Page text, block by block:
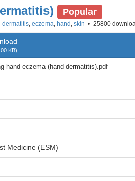
Popular
dermatitis, eczema, hand , skin 25800
KB)
hand eczema (hand dermatitis).pdf
Medicine (ESM)